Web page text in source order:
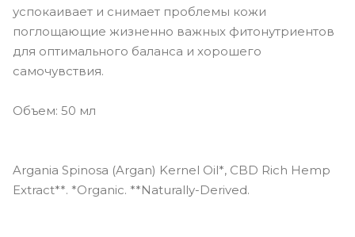
успокаивает и снимает проблемы кожи
поглощающие жизненно важных фитонутриентов
для оптимального баланса и хорошего
самочувствия.
Объем: 50 мл
Argania Spinosa (Argan) Kernel Oil*, CBD Rich Hemp
Extract**. *Organic. **Naturally-Derived.